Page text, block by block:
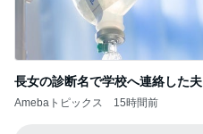
長女の診断名で学校へ連絡した夫
Amebaトピックス 15時間前